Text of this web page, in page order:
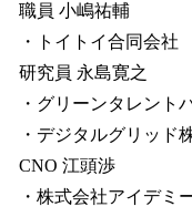
職員 小嶋祐輔
・トイトイ合同会
研究員 永島寛之
・グリーンタレント
・デジタルグリッド
CNO 江頭渉
・株式会社アイデミ